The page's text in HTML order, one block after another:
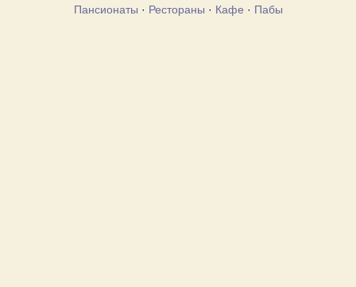
Пансионаты · Рестораны · Кафе · Пабы